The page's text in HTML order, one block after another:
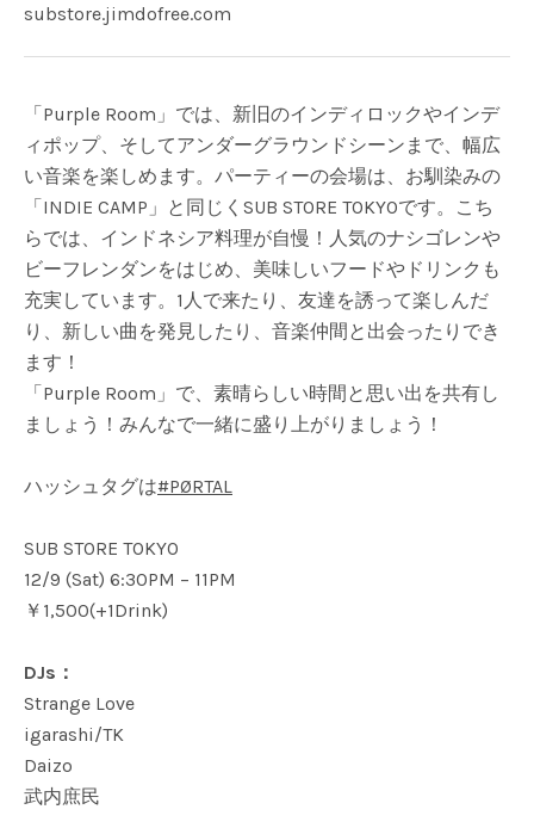
Address
Japan
Website:
substore.jimdofree.com
「Purple Room」では、新旧のインディロックやインデ
ィポップ、そしてアンダーグラウンドシーンまで、幅広
い音楽を楽しめます。パーティーの会場は、お馴染みの
「INDIE CAMP」と同じくSUB STORE TOKYOです。こち
らでは、インドネシア料理が自慢！人気のナシゴレンや
ビーフレンダンをはじめ、美味しいフードやドリンクも
充実しています。1人で来たり、友達を誘って楽しんだ
り、新しい曲を発見したり、音楽仲間と出会ったりでき
ます！
「Purple Room」で、素晴らしい時間と思い出を共有し
ましょう！みんなで一緒に盛り上がりましょう！
ハッシュタグは#PØRTAL
SUB STORE TOKYO
12/9 (Sat) 6:30PM – 11PM
￥1,500(+1Drink)
DJs：
Strange Love
igarashi/TK
Daizo
武内庶民